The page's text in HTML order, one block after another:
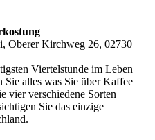
Oberer Kirchweg 26, 02730
Viertelstunde im Leben
alles was Sie über Kaffee
vier verschiedene Sorten
Sie das einzige